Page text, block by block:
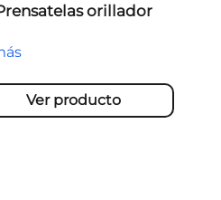
orillador
Ver producto